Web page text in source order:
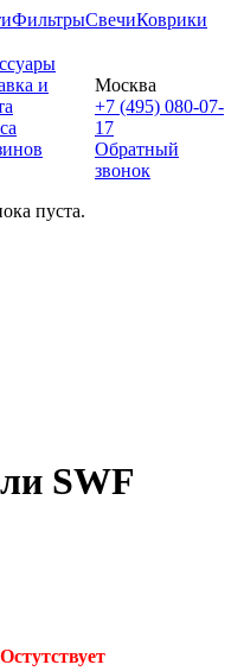
ФильтрыСвечиКоврики
и
пуста.
Москва
+7 (495) 080-07-
17
Обратный
звонок
SWF
Остутствует